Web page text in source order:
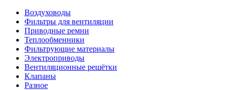
Воздуховоды
Фильтры для вентиляции
Приводные ремни
Теплообменники
Фильтрующие материалы
Электроприводы
Вентиляционные решётки
Клапаны
Разное